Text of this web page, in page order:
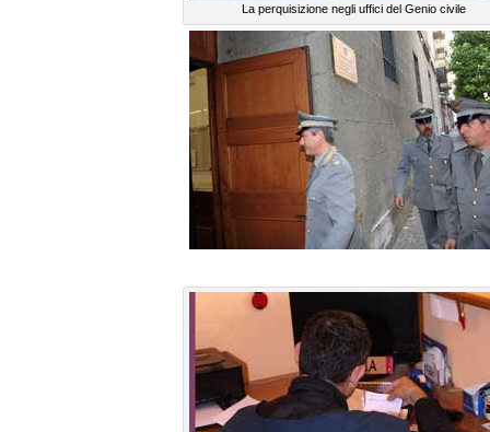
La perquisizione negli uffici del Genio civile